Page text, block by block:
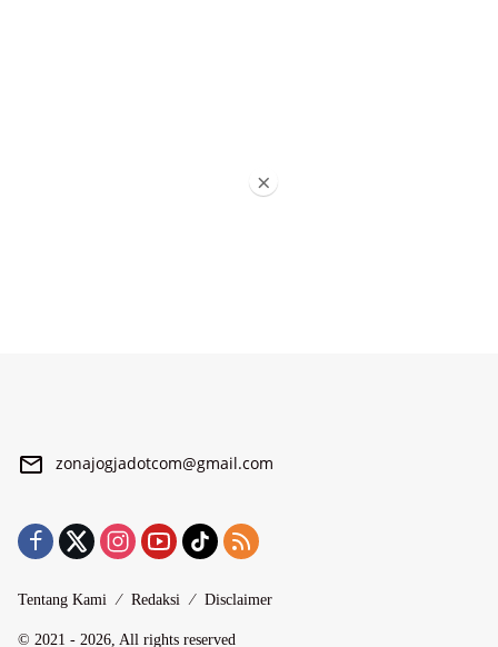
zonajogjadotcom@gmail.com
Tentang Kami Redaksi Disclaimer
© 2021 - 2026, All rights reserved
×